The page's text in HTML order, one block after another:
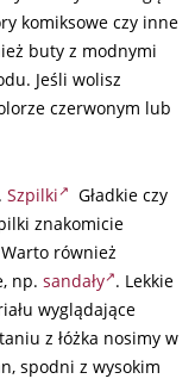
komiksowe czy inne
buty z modnymi
Jeśli wolisz
czerwonym lub
Szpilki
Gładkie czy
znakomicie
również
np. sandały . Lekkie
wyglądające
z łóżka nosimy w
spodni z wysokim